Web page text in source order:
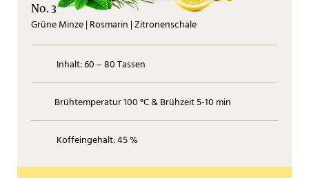
No. 3
Grüne Minze | Rosmarin | Zitronenschale
Inhalt: 60 – 80 Tassen
Brühtemperatur 100 °C & Brühzeit 5-10 min
Koffeingehalt: 45 %